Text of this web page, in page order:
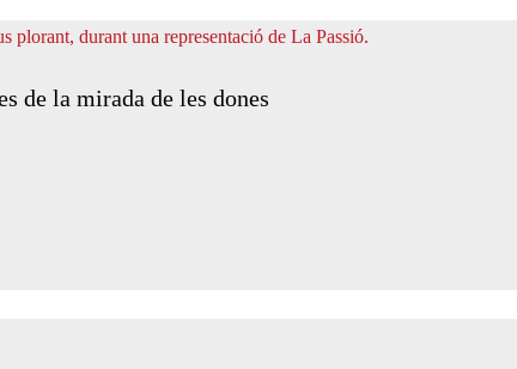
de la mirada de les dones